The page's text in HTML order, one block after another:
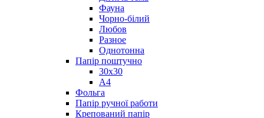
Фауна
Чорно-білий
Любов
Разное
Однотонна
Папір поштучно
30х30
А4
Фольга
Папір ручної работи
Крепований папір